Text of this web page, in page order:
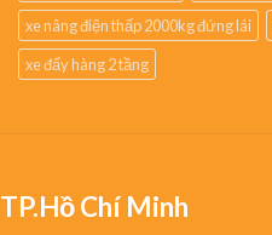
xe nâng điện thấp 2000kg đứng lái
xe đẩy hàng 2 tầng
TP.Hồ Chí Minh